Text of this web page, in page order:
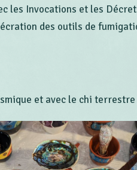
les Invocations et les
des outils de
et avec le chi terrestre